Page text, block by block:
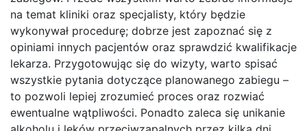
na temat kliniki oraz specjalisty, który będzie
wykonywał procedurę; dobrze jest zapoznać się z
opiniami innych pacjentów oraz sprawdzić kwalifikacje
lekarza. Przygotowując się do wizyty, warto spisać
wszystkie pytania dotyczące planowanego zabiegu –
to pozwoli lepiej zrozumieć proces oraz rozwiać
ewentualne wątpliwości. Ponadto zaleca się unikanie